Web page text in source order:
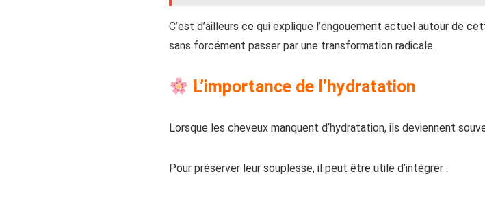
C’est d’ailleurs ce qui explique l’engouement actuel autour de
sans forcément passer par une transformation radicale.
L’importance de l’hydratation
Lorsque les cheveux manquent d’hydratation, ils deviennent
Pour préserver leur souplesse, il peut être utile d’intégrer :